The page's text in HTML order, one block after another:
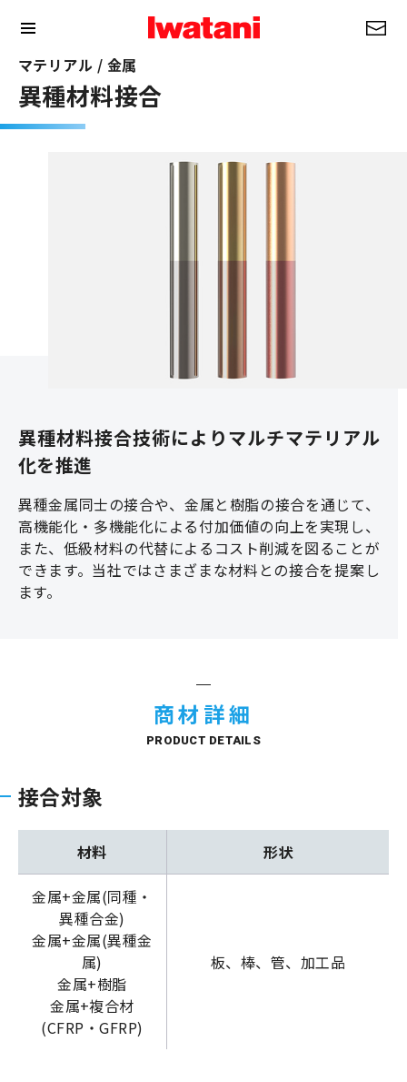
マテリアル / 金属
異種材料接合
異種材料接合技術によりマルチマテリアル
化を推進
異種金属同士の接合や、金属と樹脂の接合を通じて、
高機能化・多機能化による付加価値の向上を実現し、
また、低級材料の代替によるコスト削減を図ることが
できます。当社ではさまざまな材料との接合を提案し
ます。
商材詳細
PRODUCT DETAILS
接合対象
材料 形状
金属+金属(同種・
異種合金)
金属+金属(異種金
属)
金属+樹脂
金属+複合材
(CFRP・GFRP)
板、棒、管、加工品